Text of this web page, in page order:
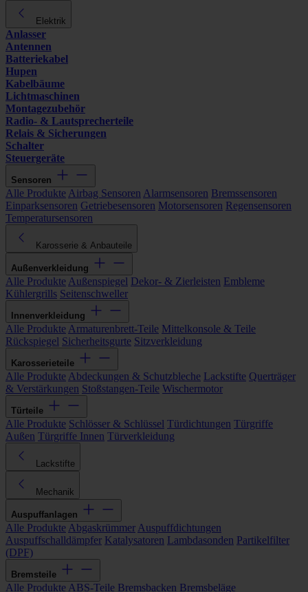
Elektrik
Anlasser
Antennen
Batteriekabel
Hupen
Kabelbäume
Lichtmaschinen
Montagezubehör
Radio- & Lautsprecherteile
Relais & Sicherungen
Schalter
Steuergeräte
Sensoren
Alle Produkte Airbag Sensoren Alarmsensoren Bremssensoren
Einparksensoren Getriebesensoren Motorsensoren Regensensoren
Temperatursensoren
Karosserie & Anbauteile
Außenverkleidung
Alle Produkte Außenspiegel Dekor- & Zierleisten Embleme
Kühlergrills Seitenschweller
Innenverkleidung
Alle Produkte Armaturenbrett-Teile Mittelkonsole & Teile
Rückspiegel Sicherheitsgurte Sitzverkleidung
Karosserieteile
Alle Produkte Abdeckungen & Schutzbleche Lackstifte Querträger
& Verstärkungen Stoßstangen-Teile Wischermotor
Türteile
Alle Produkte Schlösser & Schlüssel Türdichtungen Türgriffe
Außen Türgriffe Innen Türverkleidung
Lackstifte
Mechanik
Auspuffanlagen
Alle Produkte Abgaskrümmer Auspuffdichtungen
Auspuffschalldämpfer Katalysatoren Lambdasonden Partikelfilter
(DPF)
Bremsteile
Alle Produkte ABS-Teile Bremsbacken Bremsbeläge